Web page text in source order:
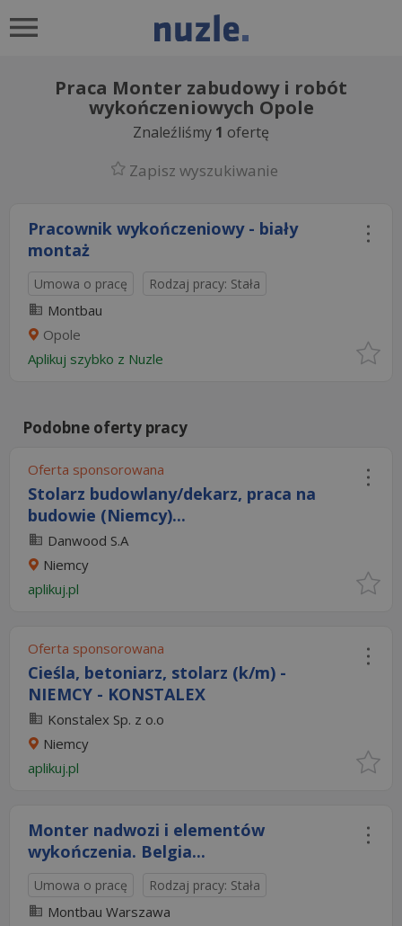
Praca Monter zabudowy i robót
wykończeniowych Opole
Znaleźliśmy 1 ofertę
Zapisz wyszukiwanie
Pracownik wykończeniowy - biały
montaż
Umowa o pracę Rodzaj pracy: Stała
Montbau
Opole
Aplikuj szybko z Nuzle
Podobne oferty pracy
Oferta sponsorowana
Stolarz budowlany/dekarz, praca na
budowie (Niemcy)...
Danwood S.A
Niemcy
aplikuj.pl
Oferta sponsorowana
Cieśla, betoniarz, stolarz (k/m) -
NIEMCY - KONSTALEX
Konstalex Sp. z o.o
Niemcy
aplikuj.pl
Monter nadwozi i elementów
wykończenia. Belgia...
Umowa o pracę Rodzaj pracy: Stała
Montbau Warszawa